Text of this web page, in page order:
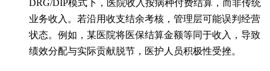
DRG/DIP模式下，医院收入按病种付费结算，而非传统
业务收入。若沿用收支结余考核，管理层可能误判经营
状态。例如，某医院将医保结算金额等同于收入，导致
绩效分配与实际贡献脱节，医护人员积极性受挫。